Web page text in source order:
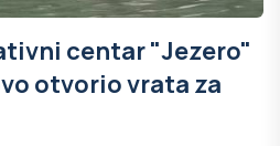
centar "Jezero"
otvorio vrata za